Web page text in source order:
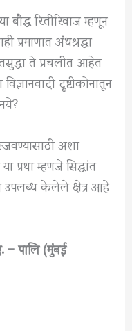
रितीरिवाज म्हणून
प्रमाणात अंधश्रद्धा
ते प्रचलीत आहेत
दृष्टीकोनातून
अशा
प्रथा म्हणजे सिद्धांत
उपलब्ध केलेले क्षेत्र आहे
पालि (मुंबई